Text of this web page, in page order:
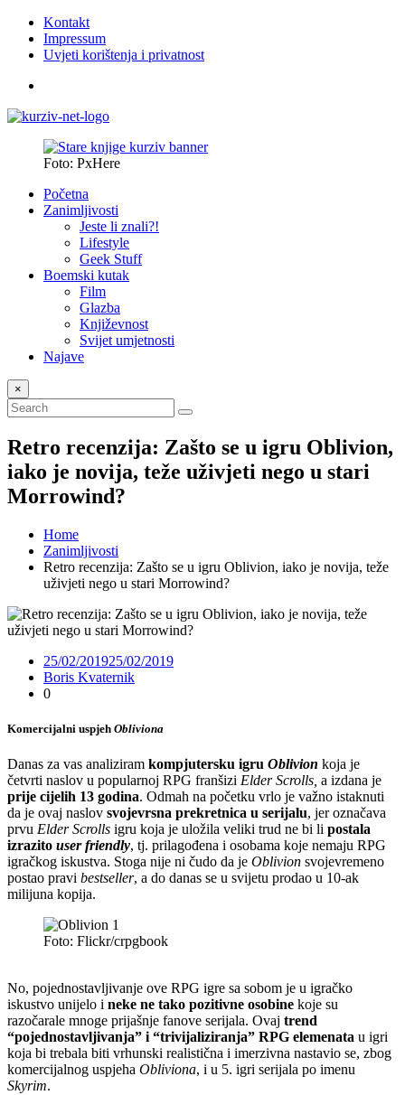
Kontakt
Impressum
Uvjeti korištenja i privatnost
Foto: PxHere
Početna
Zanimljivosti
Jeste li znali?!
Lifestyle
Geek Stuff
Boemski kutak
Film
Glazba
Književnost
Svijet umjetnosti
Najave
×
Retro recenzija: Zašto se u igru Oblivion,
iako je novija, teže uživjeti nego u stari
Morrowind?
Home
Zanimljivosti
Retro recenzija: Zašto se u igru Oblivion, iako je novija, teže
uživjeti nego u stari Morrowind?
25/02/201925/02/2019
Boris Kvaternik
0
Komercijalni uspjeh Obliviona
Danas za vas analiziram kompjutersku igru Oblivion koja je
četvrti naslov u popularnoj RPG franšizi Elder Scrolls, a izdana je
prije cijelih 13 godina. Odmah na početku vrlo je važno istaknuti
da je ovaj naslov svojevrsna prekretnica u serijalu, jer označava
prvu Elder Scrolls igru koja je uložila veliki trud ne bi li postala
izrazito user friendly, tj. prilagođena i osobama koje nemaju RPG
igračkog iskustva. Stoga nije ni čudo da je Oblivion svojevremeno
postao pravi bestseller, a do danas se u svijetu prodao u 10-ak
milijuna kopija.
Foto: Flickr/crpgbook
No, pojednostavljivanje ove RPG igre sa sobom je u igračko
iskustvo unijelo i neke ne tako pozitivne osobine koje su
razočarale mnoge prijašnje fanove serijala. Ovaj trend
“pojednostavljivanja” i “trivijaliziranja” RPG elemenata u igri
koja bi trebala biti vrhunski realistična i imerzivna nastavio se, zbog
komercijalnog uspjeha Obliviona, i u 5. igri serijala po imenu
Skyrim.